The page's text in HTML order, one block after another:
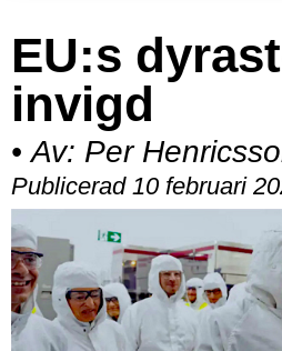
EU:s
invigd
• Av: Per
Publicerad 10 februari